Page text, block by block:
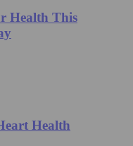
Health This
Health